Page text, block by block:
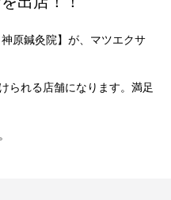
原鍼灸院】が、マツエクサ
られる店舗になります。満足